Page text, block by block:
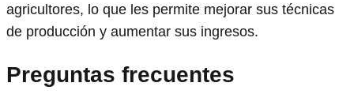
agricultores, lo que les permite mejorar sus técnicas
de producción y aumentar sus ingresos.
Preguntas frecuentes